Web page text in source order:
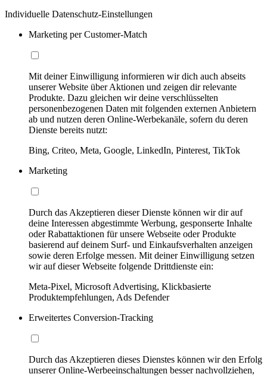
Individuelle Datenschutz-Einstellungen
Marketing per Customer-Match
Mit deiner Einwilligung informieren wir dich auch abseits
unserer Website über Aktionen und zeigen dir relevante
Produkte. Dazu gleichen wir deine verschlüsselten
personenbezogenen Daten mit folgenden externen Anbietern
ab und nutzen deren Online-Werbekanäle, sofern du deren
Dienste bereits nutzt:
Bing, Criteo, Meta, Google, LinkedIn, Pinterest, TikTok
Marketing
Durch das Akzeptieren dieser Dienste können wir dir auf
deine Interessen abgestimmte Werbung, gesponserte Inhalte
oder Rabattaktionen für unsere Webseite oder Produkte
basierend auf deinem Surf- und Einkaufsverhalten anzeigen
sowie deren Erfolge messen. Mit deiner Einwilligung setzen
wir auf dieser Webseite folgende Drittdienste ein:
Meta-Pixel, Microsoft Advertising, Klickbasierte
Produktempfehlungen, Ads Defender
Erweitertes Conversion-Tracking
Durch das Akzeptieren dieses Dienstes können wir den Erfolg
unserer Online-Werbeeinschaltungen besser nachvollziehen,